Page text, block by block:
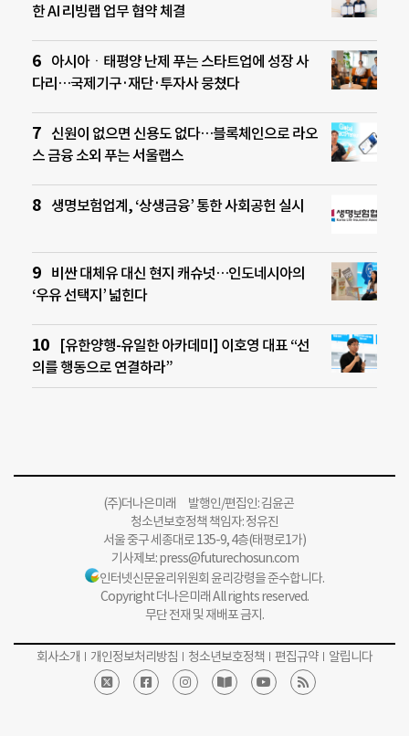
한 AI 리빙랩 업무 협약 체결
아시아ㆍ태평양 난제 푸는 스타트업에 성장 사
다리…국제기구·재단·투자사 뭉쳤다
신원이 없으면 신용도 없다…블록체인으로 라오
스 금융 소외 푸는 서울랩스
생명보험업계, ‘상생금융’ 통한 사회공헌 실시
비싼 대체유 대신 현지 캐슈넛…인도네시아의
‘우유 선택지’ 넓힌다
[유한양행-유일한 아카데미] 이호영 대표 “선
의를 행동으로 연결하라”
(주)더나은미래 발행인/편집인: 김윤곤
청소년보호정책 책임자: 정유진
서울 중구 세종대로 135-9, 4층(태평로1가)
기사제보:press@futurechosun.com
인터넷신문윤리위원회 윤리강령을 준수합니다.
Copyright 더나은미래 All rights reserved.
무단 전재 및 재배포 금지.
회사소개 개인정보처리방침 청소년보호정책 편집규약 알립니다